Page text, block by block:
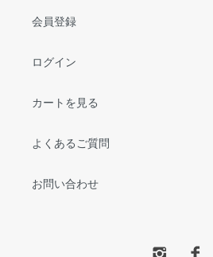
会員登録
ログイン
カートを見る
よくあるご質問
お問い合わせ